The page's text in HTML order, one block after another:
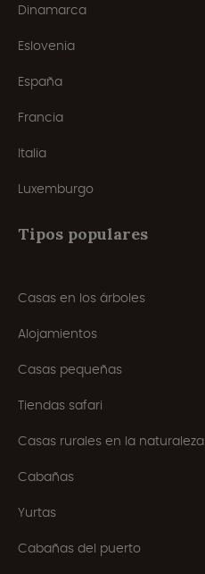
Dinamarca
Eslovenia
España
Francia
Italia
Luxemburgo
Tipos populares
Casas en los árboles
Alojamientos
Casas pequeñas
Tiendas safari
Casas rurales en la naturaleza
Cabañas
Yurtas
Cabañas del puerto